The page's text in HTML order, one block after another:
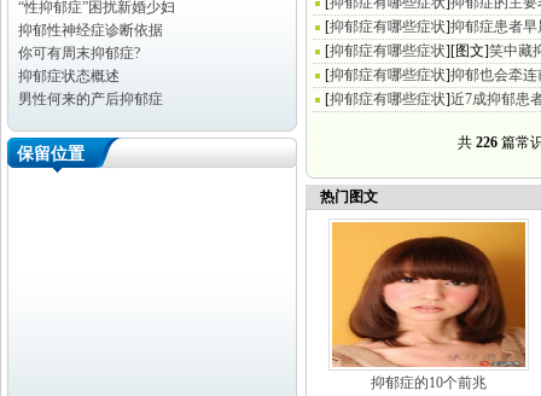
“性抑郁症”困扰新婚少妇
抑郁性神经症诊断依据
你可有周末抑郁症?
抑郁症状态概述
男性何来的产后抑郁症
保留位置
[抑郁症有哪些症状]抑郁症患者
[抑郁症有哪些症状][图文]笑中藏
[抑郁症有哪些症状]抑郁也会牵连
[抑郁症有哪些症状]近7成抑郁患
共 226篇常
热门图文
抑郁症的10个前兆